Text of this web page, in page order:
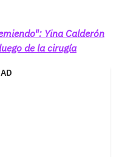
Yina Calderón
de la cirugía